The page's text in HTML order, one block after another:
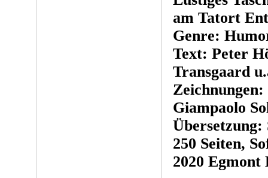
am Tatort
Genre:
Text: Peter
Transgaard
Giampaolo
Übersetzung:
250 Seiten,
2020 Egmont